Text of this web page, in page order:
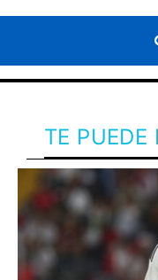
TE PUEDE